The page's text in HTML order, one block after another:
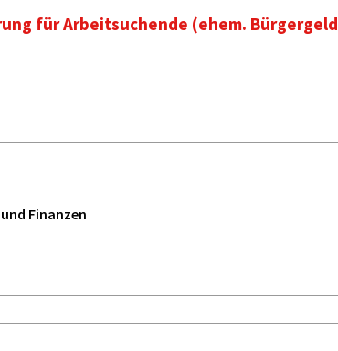
für Arbeitsuchende (ehem. Bürgergeld
Finanzen